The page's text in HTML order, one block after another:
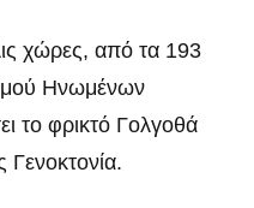
χώρες, από τα 193
Ηνωμένων
το φρικτό Γολγοθά